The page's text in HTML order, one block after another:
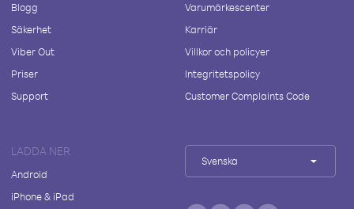
Blogg
Säkerhet
Viber Out
Priser
Support
Varumärkescenter
Karriär
Villkor och policyer
Integritetspolicy
Customer Complaints Code
LADDA NER
Android
iPhone & iPad
Svenska